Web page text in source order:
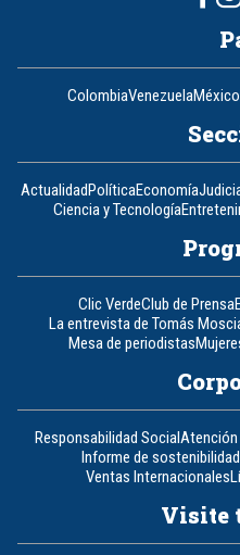
ColombiaVenezuelaMéxico
ActualidadPolíticaEconomía
Ciencia y Tecnología
Clic VerdeClub de Prensa
La entrevista de Tomás
Mesa de periodistas
Responsabilidad Social
Informe de sostenibilidad
Ventas Internacionales
Visite